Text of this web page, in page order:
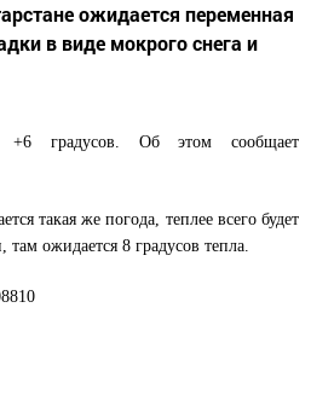
ожидается переменная
в виде мокрого снега и
+6 градусов. Об этом сообщает
такая же погода, теплее всего будет
там ожидается 8 градусов тепла.